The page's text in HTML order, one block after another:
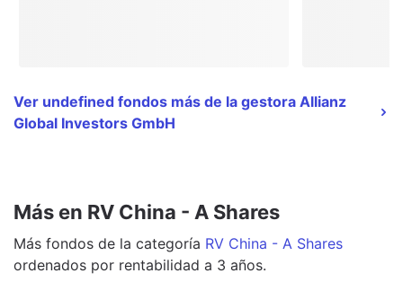
Ver undefined fondos más de la gestora Allianz
Global Investors GmbH
Más en RV China - A Shares
Más fondos de la categoría RV China - A Shares
ordenados por rentabilidad a 3 años.